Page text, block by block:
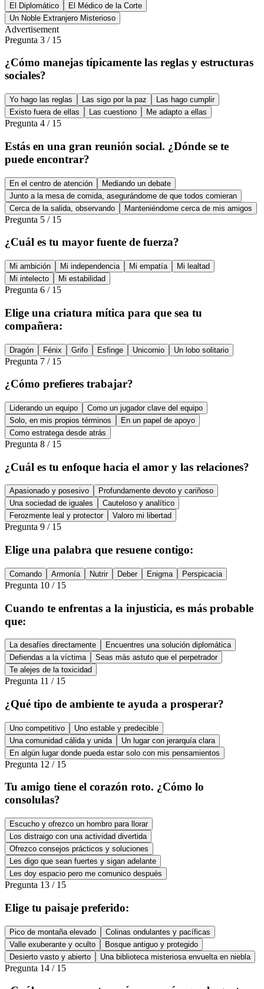
El Diplomático
El Médico de la Corte
Un Noble Extranjero Misterioso
Advertisement
Pregunta 3 / 15
¿Cómo manejas típicamente las reglas y estructuras
sociales?
Yo hago las reglas Las sigo por la paz
Las hago cumplir
Existo fuera de ellas
Las cuestiono Me adapto a ellas
Pregunta 4 / 15
Estás en una gran reunión social. ¿Dónde se te
puede encontrar?
En el centro de atención
Mediando un debate
Junto a la mesa de comida, asegurándome de que todos comieran
Cerca de la salida, observando
Manteniéndome cerca de mis amigos
Pregunta 5 / 15
¿Cuál es tu mayor fuente de fuerza?
Mi ambición Mi independencia Mi empatía
Mi lealtad
Mi intelecto
Mi estabilidad
Pregunta 6 / 15
Elige una criatura mítica para que sea tu
compañera:
Dragón Fénix Grifo Esfinge Unicornio Un lobo solitario
Pregunta 7 / 15
¿Cómo prefieres trabajar?
Liderando un equipo
Como un jugador clave del equipo
Solo, en mis propios términos
En un papel de apoyo
Como estratega desde atrás
Pregunta 8 / 15
¿Cuál es tu enfoque hacia el amor y las relaciones?
Apasionado y posesivo
Profundamente devoto y cariñoso
Una sociedad de iguales
Cauteloso y analítico
Ferozmente leal y protector
Valoro mi libertad
Pregunta 9 / 15
Elige una palabra que resuene contigo:
Comando Armonía Nutrir Deber Enigma Perspicacia
Pregunta 10 / 15
Cuando te enfrentas a la injusticia, es más probable
que:
La desafíes directamente
Encuentres una solución diplomática
Defiendas a la víctima
Seas más astuto que el perpetrador
Te alejes de la toxicidad
Pregunta 11 / 15
¿Qué tipo de ambiente te ayuda a prosperar?
Uno competitivo
Uno estable y predecible
Una comunidad cálida y unida
Un lugar con jerarquía clara
En algún lugar donde pueda estar solo con mis pensamientos
Pregunta 12 / 15
Tu amigo tiene el corazón roto. ¿Cómo lo
consolulas?
Escucho y ofrezco un hombro para llorar
Los distraigo con una actividad divertida
Ofrezco consejos prácticos y soluciones
Les digo que sean fuertes y sigan adelante
Les doy espacio pero me comunico después
Pregunta 13 / 15
Elige tu paisaje preferido:
Pico de montaña elevado
Colinas ondulantes y pacíficas
Valle exuberante y oculto
Bosque antiguo y protegido
Desierto vasto y abierto
Una biblioteca misteriosa envuelta en niebla
Pregunta 14 / 15